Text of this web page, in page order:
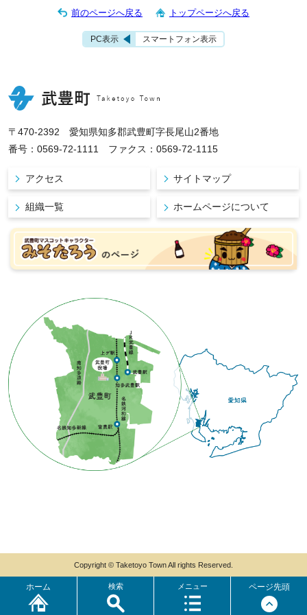
前のページへ戻る トップページへ戻る
PC表示 スマートフォン表示
ホーム 検索 メニュー
〒470-2392 愛知県知多郡武豊町字長尾山2番地
番号：0569-72-1111 ファクス：0569-72-1115
アクセス サイトマップ
組織一覧 ホームページについて
Copyright © Taketoyo Town All rights Reserved.